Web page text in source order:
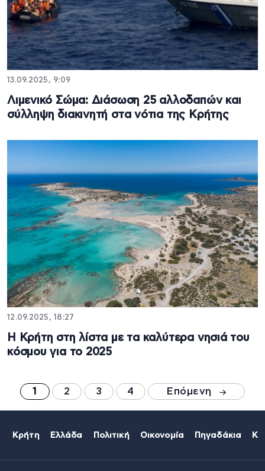
13.09.2025, 9:09
Λιμενικό Σώμα: Διάσωση 25 αλλοδαπών και
σύλληψη διακινητή στα νότια της Κρήτης
12.09.2025, 18:27
Η Κρήτη στη λίστα με τα καλύτερα νησιά του
κόσμου για το 2025
1 2 3 4 Επόμενη
Κρήτη Ελλάδα Πολιτική Οικονομία Πηγαδάκια